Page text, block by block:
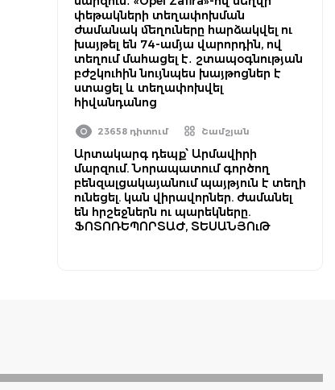
փեթակների տեղափոխման
ժամանակ մեղուները հարձակվել ու
խայթել են 74-ամյա վարորդին, ով
տեղում մահացել է․ շտապօգնության
բժշկուհին նույնպես խայթոցներ է
ստացել և տեղափոխվել
հիվանդանոց
23658 դիտում Շամշյան
Արտակարգ դեպք՝ Արմավիրի
մարզում. Նորապատում գործող
բենզալցակայանում պայթյուն է տեղի
ունեցել. կան վիրավորներ. ժամանել
են հրշեջներն ու պարեկները.
ՖՈՏՈՌԵՊՈՐՏԱԺ, ՏԵՍԱՆՅՈւԹ